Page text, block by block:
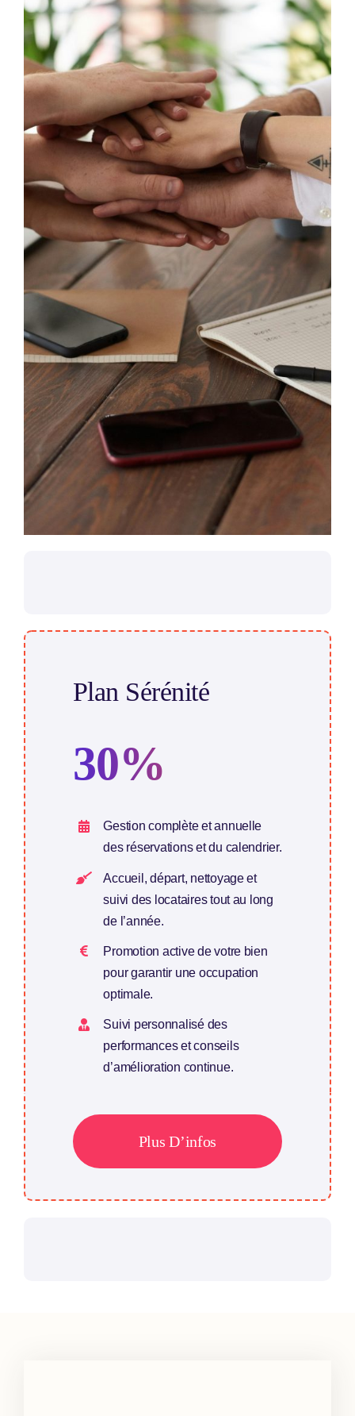
Plan Sérénité
30%
Gestion complète et annuelle
des réservations et du calendrier.
Accueil, départ, nettoyage et
suivi des locataires tout au long
de l’année.
Promotion active de votre bien
pour garantir une occupation
optimale.
Suivi personnalisé des
performances et conseils
d’amélioration continue.
Plus D’infos